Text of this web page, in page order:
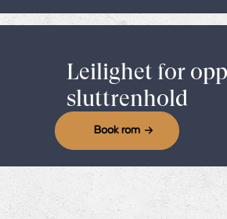
Leilighet for
sluttrenhold
Book rom